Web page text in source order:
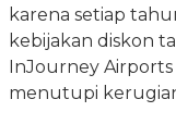
karena setiap
kebijakan diskon
InJourney
menutupi